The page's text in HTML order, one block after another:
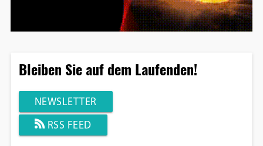
Bleiben Sie auf dem Laufenden!
NEWSLETTER
RSS FEED